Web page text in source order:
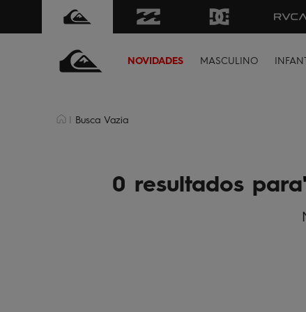
NOVIDADES MASCULINO
Busca Vazia
0 resultados para